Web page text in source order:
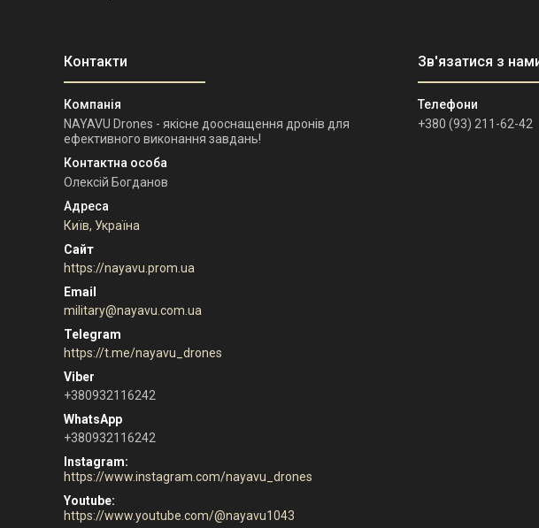
NAYAVU Drones - якісне дооснащення дронів для
ефективного виконання завдань!
Олексій Богданов
Київ, Україна
https://nayavu.prom.ua
military@nayavu.com.ua
https://t.me/nayavu_drones
+380932116242
+380932116242
Instagram
https://www.instagram.com/nayavu_drones
Youtube
https://www.youtube.com/@nayavu1043
+380 (93) 211-62-42